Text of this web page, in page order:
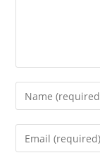
Enter
your
name
Enter
your